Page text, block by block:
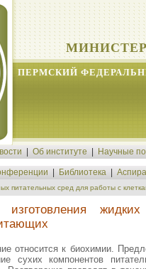
ПЕРМСКИЙ
Об институте Научные
Библиотека
питательных сред для работы с
изготовления
относится к биохимии.
сухих компонентов